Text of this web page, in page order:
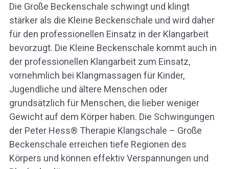
Die Große Beckenschale schwingt und klingt
stärker als die Kleine Beckenschale und wird daher
für den professionellen Einsatz in der Klangarbeit
bevorzugt. Die Kleine Beckenschale kommt auch in
der professionellen Klangarbeit zum Einsatz,
vornehmlich bei Klangmassagen für Kinder,
Jugendliche und ältere Menschen oder
grundsätzlich für Menschen, die lieber weniger
Gewicht auf dem Körper haben. Die Schwingungen
der Peter Hess® Therapie Klangschale – Große
Beckenschale erreichen tiefe Regionen des
Körpers und können effektiv Verspannungen und